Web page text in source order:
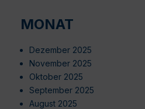
MONAT
Dezember 2025
November 2025
Oktober 2025
September 2025
August 2025